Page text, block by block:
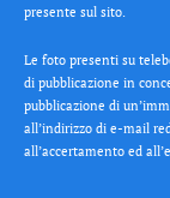
presente sul sito.
Le foto presenti su
di pubblicazione in
pubblicazione di
all’indirizzo di e-mail
all’accertamento ed